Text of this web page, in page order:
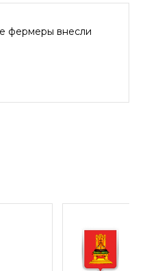
фермеры внесли